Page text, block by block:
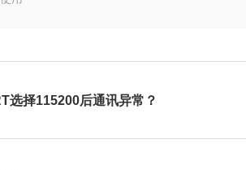
选择115200后通讯异常？